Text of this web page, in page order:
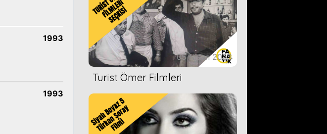
1993
1993
05 Nisan 2023
Turist Ömer Filmleri